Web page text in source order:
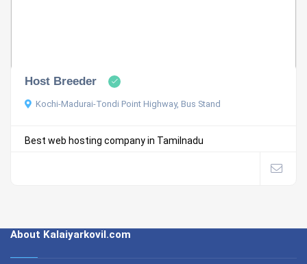
Host Breeder
Kochi-Madurai-Tondi Point Highway, Bus Stand
Best web hosting company in Tamilnadu
About Kalaiyarkovil.com